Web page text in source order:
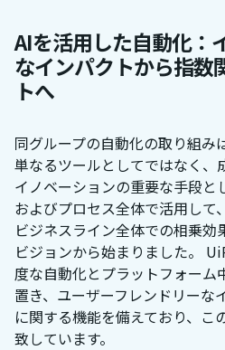
AIを活用した自動化：
なインパクトから指数
トへ
同グループの自動化の取り組み
単なるツールとしてではなく、
イノベーションの重要な手段と
およびプロセス全体で活用して
ビジネスライン全体での相乗
ビジョンから始まりました。
度な自動化とプラットフォーム
置き、ユーザーフレンドリーな
に関する機能を備えており、こ
致しています。